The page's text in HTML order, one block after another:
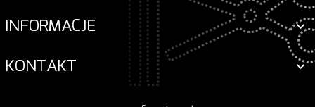
INFORMACJE
KONTAKT